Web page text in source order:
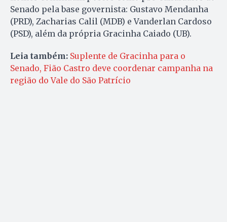
Senado pela base governista: Gustavo Mendanha
(PRD), Zacharias Calil (MDB) e Vanderlan Cardoso
(PSD), além da própria Gracinha Caiado (UB).
Leia também: Suplente de Gracinha para o
Senado, Fião Castro deve coordenar campanha na
região do Vale do São Patrício